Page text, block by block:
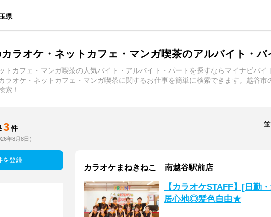
県
ラオケ・ネットカフェ・マンガ喫茶のアルバイト・
トカフェ・マンガ喫茶の人気バイト・アルバイト・パートを探すならマイナビバ
ラオケ・ネットカフェ・マンガ喫茶に関するお仕事を簡単に検索できます。越谷
索！
3 件
年8月8日）
を登録
カラオケまねきねこ 南越谷駅前店
【カラオケSTAFF】[日勤
居心地◎髪色自由★